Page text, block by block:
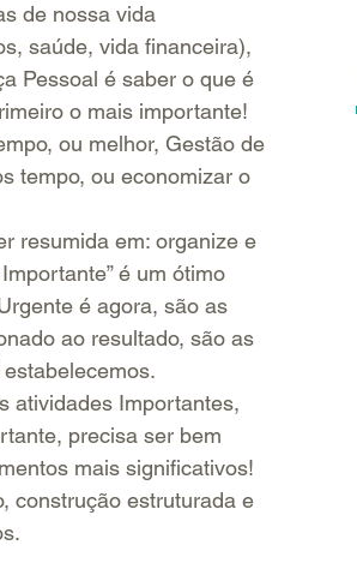
de nossa vida
saúde, vida financeira),
Pessoal é saber o que é
o mais importante!
ou melhor, Gestão de
tempo, ou economizar o
resumida em: organize e
é um ótimo
é agora, são as
ao resultado, são as
atividades Importantes,
precisa ser bem
mais significativos!
construção estruturada e